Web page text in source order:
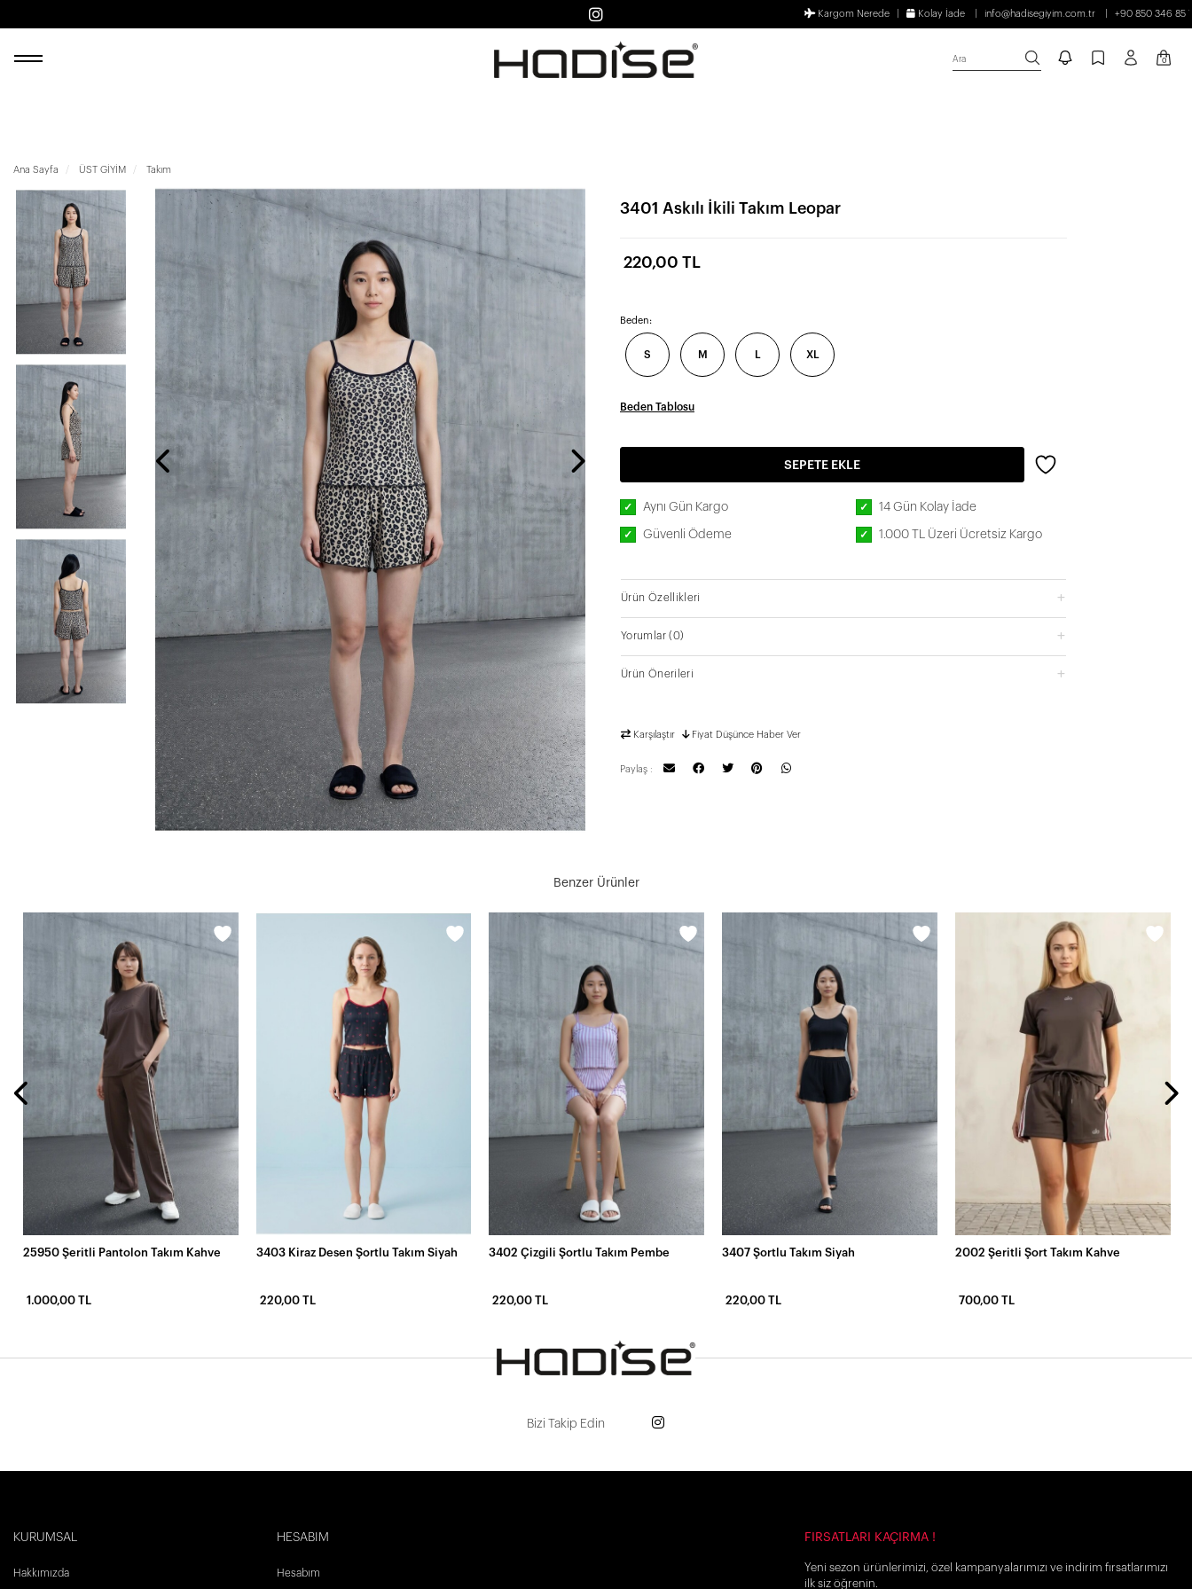
Kargom Nerede Kolay İade info@hadisegiyim.com.tr +90 850 346 85
Ara 0
Ana Sayfa ÜST GİYİM Takım
3401 Askılı İkili Takım Leopar
220,00 TL
Beden:
S M L XL
Beden Tablosu
SEPETE EKLE
✓ Aynı Gün Kargo ✓ 14 Gün Kolay İade
✓ Güvenli Ödeme ✓ 1.000 TL Üzeri Ücretsiz Kargo
Ürün Özellikleri
Yorumlar(0)
Ürün Önerileri
Karşılaştır Fiyat Düşünce Haber Ver
Paylaş :
Benzer Ürünler
25950 Şeritli Pantolon Takım Kahve
1.000,00 TL
3403 Kiraz Desen Şortlu Takım Siyah
220,00 TL
3402 Çizgili Şortlu Takım Pembe
220,00 TL
3407 Şortlu Takım Siyah
220,00 TL
2002 Şeritli Şort Takım Kahve
700,00 TL
Bizi Takip Edin
KURUMSAL
Hakkımızda
HESABIM
Hesabım
FIRSATLARI KAÇIRMA !
Yeni sezon ürünlerimizi, özel kampanyalarımızı ve indirim fırsatlarımızı
ilk siz öğrenin.